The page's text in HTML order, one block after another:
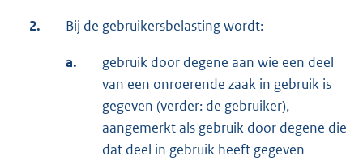
2. Bij de gebruikersbelasting wordt:
a.
gebruik door degene aan wie een deel
van een onroerende zaak in gebruik is
gegeven (verder: de gebruiker),
aangemerkt als gebruik door degene die
dat deel in gebruik heeft gegeven